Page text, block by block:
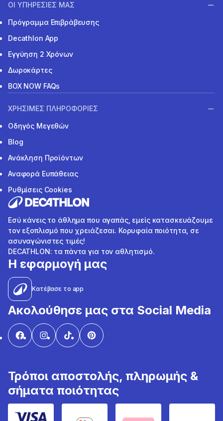
ΟΙ ΥΠΗΡΕΣΙΕΣ ΜΑΣ
Πρόγραμμα Επιβράβευσης
Decathlon App
Εγγύηση 2 Χρόνων
Δωροκάρτες
BOX NOW FAQs
ΧΡΗΣΙΜΕΣ ΠΛΗΡΟΦΟΡΙΕΣ
Οδηγός Μεγεθών
Blog
Ανάκληση Προϊόντων
Αναφορά Ευπάθειας
Ρυθμίσεις Cookies
Εσύ κάνεις το άθλημα που αγαπάς, εμείς κατασκευάζουμε
τον εξοπλισμό που χρειάζεσαι. Κορυφαία ποιότητα, σε
ασυναγώνιστες τιμές!
DECATHLON: τα πάντα για τον αθλητισμό.
Η εφαρμογή μας
Κατέβασε το app
Ακολούθησε μας στα Social Media
Τρόποι αποστολής, πληρωμής &
σήματα ποιότητας